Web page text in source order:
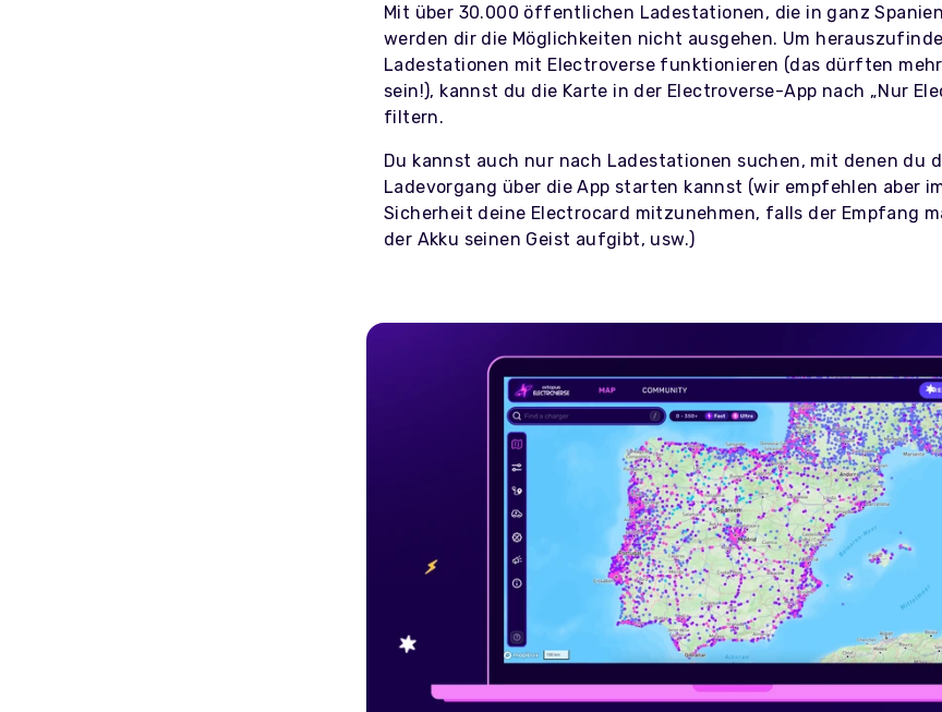
Mit über 30.000 öffentlichen Ladestationen, die in ganz
werden dir die Möglichkeiten nicht ausgehen. Um
Ladestationen mit Electroverse funktionieren (das dürften
sein!), kannst du die Karte in der Electroverse-App nach „Nur
filtern.
Du kannst auch nur nach Ladestationen suchen, mit denen du
Ladevorgang über die App starten kannst (wir empfehlen aber
Sicherheit deine Electrocard mitzunehmen, falls der Empfang
der Akku seinen Geist aufgibt, usw.)